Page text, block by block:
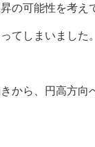
の可能性を考え
てしまいました。
から、円高方向